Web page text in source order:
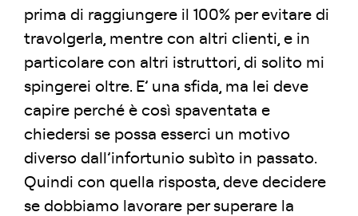
prima di raggiungere il 100% per evitare di
travolgerla, mentre con altri clienti, e in
particolare con altri istruttori, di solito mi
spingerei oltre. E’ una sfida, ma lei deve
capire perché è così spaventata e
chiedersi se possa esserci un motivo
diverso dall’infortunio subìto in passato.
Quindi con quella risposta, deve decidere
se dobbiamo lavorare per superare la